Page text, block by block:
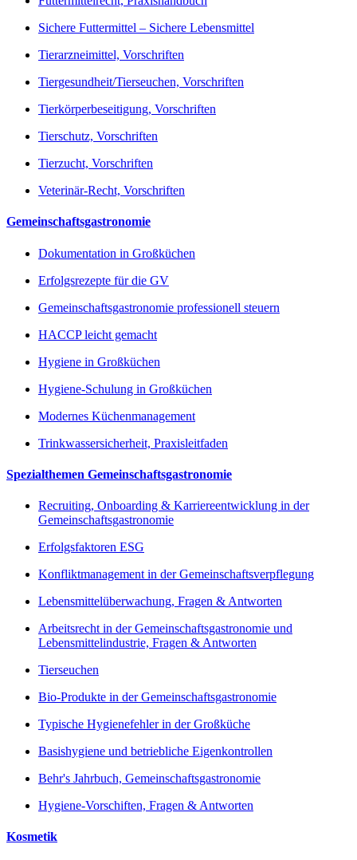
Sichere Futtermittel – Sichere Lebensmittel
Tierarzneimittel, Vorschriften
Tiergesundheit/Tierseuchen, Vorschriften
Tierkörperbeseitigung, Vorschriften
Tierschutz, Vorschriften
Tierzucht, Vorschriften
Veterinär-Recht, Vorschriften
Gemeinschaftsgastronomie
Dokumentation in Großküchen
Erfolgsrezepte für die GV
Gemeinschaftsgastronomie professionell steuern
HACCP leicht gemacht
Hygiene in Großküchen
Hygiene-Schulung in Großküchen
Modernes Küchenmanagement
Trinkwassersicherheit, Praxisleitfaden
Spezialthemen Gemeinschaftsgastronomie
Recruiting, Onboarding & Karriereentwicklung in der
Gemeinschaftsgastronomie
Erfolgsfaktoren ESG
Konfliktmanagement in der Gemeinschaftsverpflegung
Lebensmittelüberwachung, Fragen & Antworten
Arbeitsrecht in der Gemeinschaftsgastronomie und
Lebensmittelindustrie, Fragen & Antworten
Tierseuchen
Bio-Produkte in der Gemeinschaftsgastronomie
Typische Hygienefehler in der Großküche
Basishygiene und betriebliche Eigenkontrollen
Behr's Jahrbuch, Gemeinschaftsgastronomie
Hygiene-Vorschiften, Fragen & Antworten
Kosmetik